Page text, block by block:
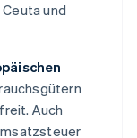
Ceuta und
Auch